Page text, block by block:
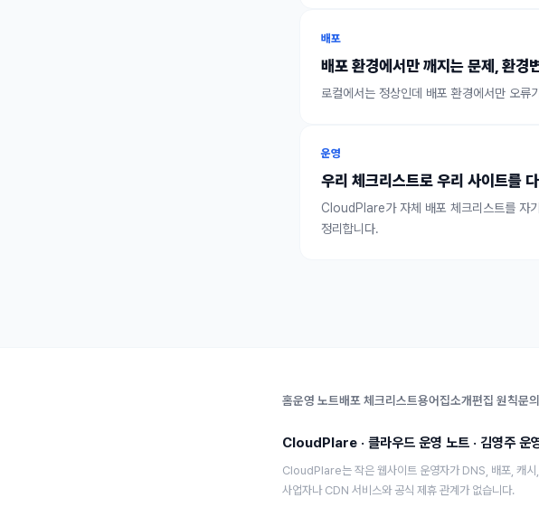
배포
배포 환경에서만 깨지는 문제, 환경
로컬에서는 정상인데 배포 환경에서만 오류
운영
우리 체크리스트로 우리 사이트를
CloudPlare가 자체 배포 체크리스트를 자
정리합니다.
홈운영 노트배포 체크리스트용어집소개편집 원칙문의
CloudPlare · 클라우드 운영 노트 · 김영주운
CloudPlare는 작은 웹사이트 운영자가 DNS, 배포, 캐시
사업자나 CDN 서비스와 공식 제휴 관계가 없습니다.